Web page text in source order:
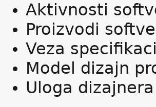
Aktivnosti
Proizvodi
Veza
Model dizajn
Uloga